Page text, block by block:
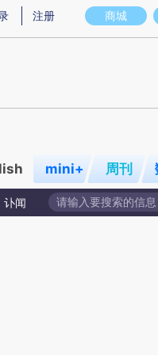
意图存在偏差。不代表财新观点
商城
注册
mini+ 周刊
讣闻